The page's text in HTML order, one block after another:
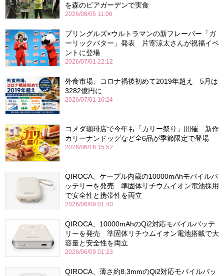
を森のビアガーデンで実食
2026/08/05 11:06
プリングルズ×ウルトラマンの新フレーバー「ガ
ーリックバター」発表 片寄涼太さんが祝福イベ
ントに登場
2026/07/01 22:12
外食市場、コロナ禍後初めて2019年超え 5月は
3282億円に
2026/07/01 16:24
コメダ珈琲店で今年も「カリー祭り」開催 新作
カリーナンドッグなど全6品が季節限定で登場
2026/06/16 15:52
QIROCA、ケーブル内蔵の10000mAhモバイルバ
ッテリーを発売 準固体リチウムイオン電池採用
で安全性と携帯性を両立
2026/06/09 01:40
QIROCA、10000mAhのQi2対応モバイルバッテ
リーを発売 準固体リチウムイオン電池搭載で大
容量と安全性を両立
2026/06/09 01:23
QIROCA、薄さ約8.3mmのQi2対応モバイルバッ